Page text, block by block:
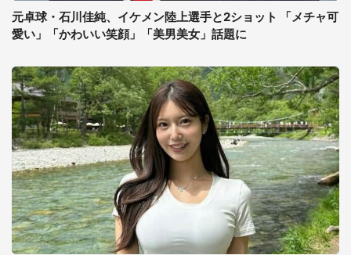
元卓球・石川佳純、イケメン陸上選手と2ショット 「メチャ可
愛い」「かわいい笑顔」「美男美女」話題に